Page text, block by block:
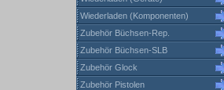
Wiederladen (Komponenten)
Zubehör Büchsen-Rep.
Zubehör Büchsen-SLB
Zubehör Glock
Zubehör Pistolen